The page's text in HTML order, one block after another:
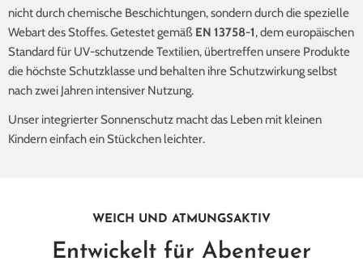
nicht durch chemische Beschichtungen, sondern durch die spezielle
Webart des Stoffes. Getestet gemäß EN 13758-1, dem europäischen
Standard für UV-schutzende Textilien, übertreffen unsere Produkte
die höchste Schutzklasse und behalten ihre Schutzwirkung selbst
nach zwei Jahren intensiver Nutzung.
Unser integrierter Sonnenschutz macht das Leben mit kleinen
Kindern einfach ein Stückchen leichter.
WEICH UND ATMUNGSAKTIV
Entwickelt für Abenteuer